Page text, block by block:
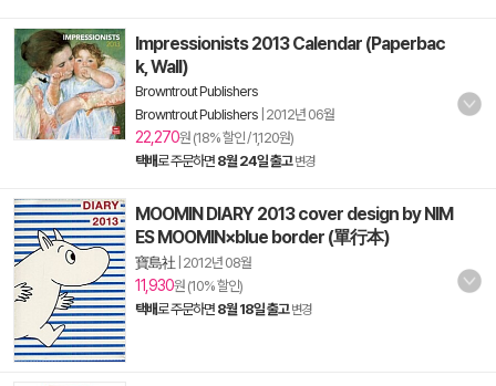
Impressionists 2013 Calendar (Paperbac
k, Wall)
Browntrout Publishers
Browntrout Publishers 2012년 06월
22,270원 (18% 할인 / 1,120원)
택배로 주문하면 8월 24일 출고 변경
MOOMIN DIARY 2013 cover design by NIM
ES MOOMIN×blue border (單行本)
寶島社 2012년 08월
11,930원 (10% 할인)
택배로 주문하면 8월 18일 출고 변경